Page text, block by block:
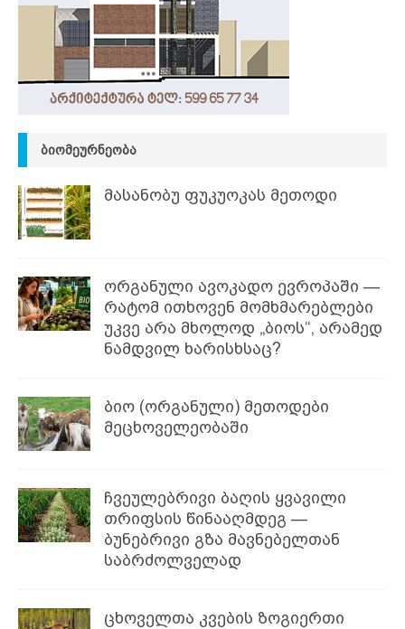
ᲑᲘᲝᲛᲔᲣᲠᲜᲔᲝᲑᲐ
მასანობუ ფუკუოკას მეთოდი
ორგანული ავოკადო ევროპაში —
რატომ ითხოვენ მომხმარებლები
უკვე არა მხოლოდ „ბიოს“, არამედ
ნამდვილ ხარისხსაც?
ბიო (ორგანული) მეთოდები
მეცხოველეობაში
ჩვეულებრივი ბაღის ყვავილი
თრიფსის წინააღმდეგ —
ბუნებრივი გზა მავნებელთან
საბრძოლველად
ცხოველთა კვების ზოგიერთი